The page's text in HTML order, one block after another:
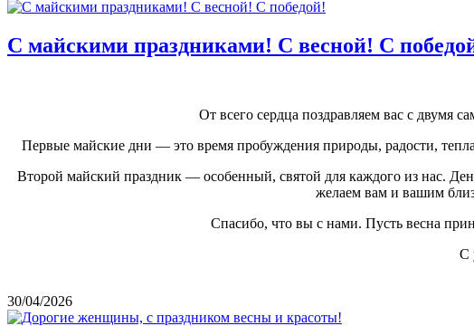
С майскими праздниками! С весной! С
От всего сердца поздравляем вас с
Первые майские дни — это время пробуждения природы, радости,
Второй майский праздник — особенный, святой для каждого из нас.
желаем вам и вашим
Спасибо, что вы с нами. Пусть весна
С
30/04/2026